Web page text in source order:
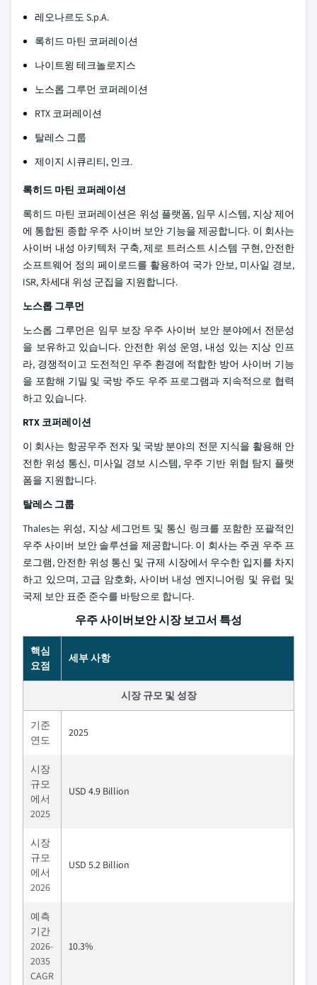
레오나르도 S.p.A.
록히드 마틴 코퍼레이션
나이트윙 테크놀로지스
노스롭 그루먼 코퍼레이션
RTX 코퍼레이션
탈레스 그룹
제이지 시큐리티, 인크.
록히드 마틴 코퍼레이션
록히드 마틴 코퍼레이션은 위성 플랫폼, 임무 시스템, 지상 제어
에 통합된 종합 우주 사이버 보안 기능을 제공합니다. 이 회사는
사이버 내성 아키텍처 구축, 제로 트러스트 시스템 구현, 안전한
소프트웨어 정의 페이로드를 활용하여 국가 안보, 미사일 경보,
ISR, 차세대 위성 군집을 지원합니다.
노스롭 그루먼
노스롭 그루먼은 임무 보장 우주 사이버 보안 분야에서 전문성
을 보유하고 있습니다. 안전한 위성 운영, 내성 있는 지상 인프
라, 경쟁적이고 도전적인 우주 환경에 적합한 방어 사이버 기능
을 포함해 기밀 및 국방 주도 우주 프로그램과 지속적으로 협력
하고 있습니다.
RTX 코퍼레이션
이 회사는 항공우주 전자 및 국방 분야의 전문 지식을 활용해 안
전한 위성 통신, 미사일 경보 시스템, 우주 기반 위협 탐지 플랫
폼을 지원합니다.
탈레스 그룹
Thales는 위성, 지상 세그먼트 및 통신 링크를 포함한 포괄적인
우주 사이버 보안 솔루션을 제공합니다. 이 회사는 주권 우주 프
로그램, 안전한 위성 통신 및 규제 시장에서 우수한 입지를 차지
하고 있으며, 고급 암호화, 사이버 내성 엔지니어링 및 유럽 및
국제 보안 표준 준수를 바탕으로 합니다.
우주 사이버보안 시장 보고서 특성
핵심
요점
세부 사항
시장 규모 및 성장
기준
연도
2025
시장
규모
에서
2025
USD 4.9 Billion
시장
규모
에서
2026
USD 5.2 Billion
예측
기간
2026-
2035
CAGR
10.3%